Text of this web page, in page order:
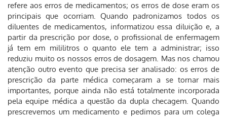
refere aos erros de medicamentos; os erros de dose eram os
principais que ocorriam. Quando padronizamos todos os
diluentes de medicamentos, informatizou essa diluição e, a
partir da prescrição por dose, o profissional de enfermagem
já tem em mililitros o quanto ele tem a administrar; isso
reduziu muito os nossos erros de dosagem. Mas nos chamou
atenção outro evento que precisa ser analisado: os erros de
prescrição da parte médica começaram a se tornar mais
importantes, porque ainda não está totalmente incorporada
pela equipe médica a questão da dupla checagem. Quando
prescrevemos um medicamento e pedimos para um colega